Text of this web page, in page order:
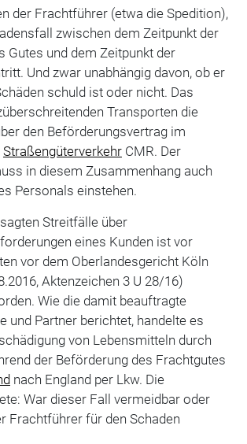
der Frachtführer (etwa die Spedition),
zwischen dem Zeitpunkt der
Gutes und dem Zeitpunkt der
Und zwar unabhängig davon, ob er
schuld ist oder nicht. Das
Transporten die
den Beförderungsvertrag im
StraßengüterverkehrCMR. Der
in diesem Zusammenhang auch
Personals einstehen.
Streitfälle über
eines Kunden ist vor
vor dem Oberlandesgericht Köln
Aktenzeichen 3 U 28/16)
Wie die damit beauftragte
und Partner berichtet, handelte es
von Lebensmitteln durch
der Beförderung des Frachtgutes
nach England per Lkw. Die
War dieser Fall vermeidbar oder
Frachtführer für den Schaden